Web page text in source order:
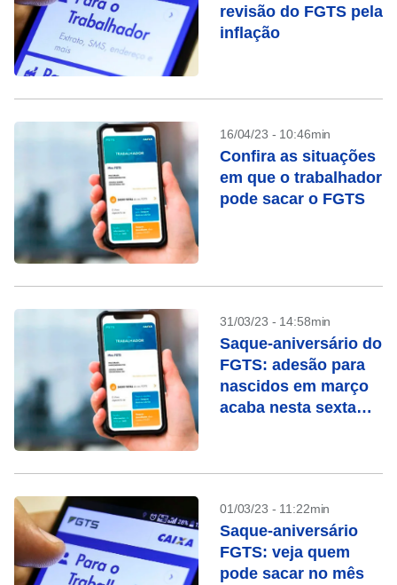
revisão do FGTS pela
inflação
16/04/23 - 10:46min
Confira as situações
em que o trabalhador
pode sacar o FGTS
31/03/23 - 14:58min
Saque-aniversário do
FGTS: adesão para
nascidos em março
acaba nesta sexta
01/03/23 - 11:22min
Saque-aniversário
FGTS: veja quem
pode sacar no mês